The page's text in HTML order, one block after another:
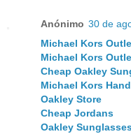
Anónimo 30 de
Michael Kors
Michael Kors
Cheap Oakley
Michael Kors
Oakley Store
Cheap Jordans
Oakley